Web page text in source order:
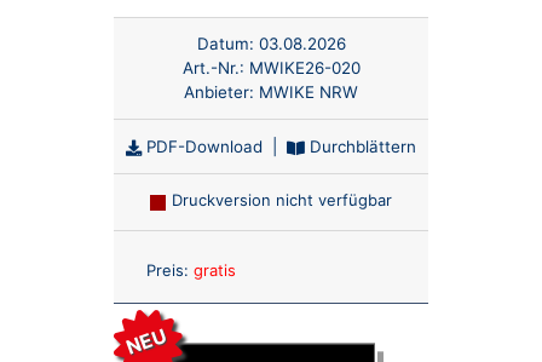
Datum: 03.08.2026
Art.-Nr.: MWIKE26-020
Anbieter: MWIKE NRW
PDF-Download Durchblättern
Druckversion nicht verfügbar
Preis: gratis
NEU